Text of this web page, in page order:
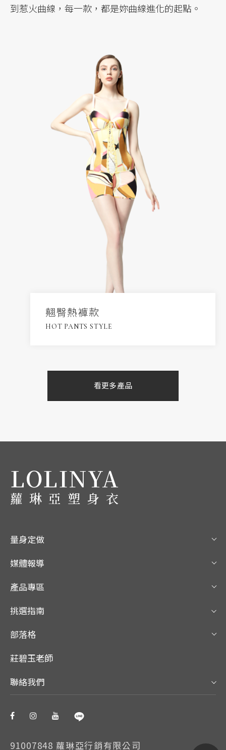
到惹火曲線，每一款，都是妳曲線進化的起點。
翹臀熱褲款
HOT PANTS STYLE
看更多產品
LOLINYA
蘿琳亞塑身衣
量身定做
媒體報導
產品專區
挑選指南
部落格
莊碧玉老師
聯絡我們
91007848 蘿琳亞行銷有限公司